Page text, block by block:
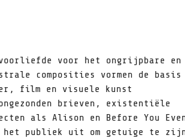
voorliefde voor het ongrijpbare en
composities vormen de basis
film en visuele kunst
brieven, existentiële
als Alison en Before You
het publiek uit om getuige te